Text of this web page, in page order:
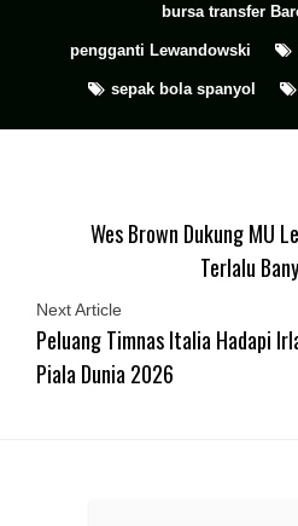
bursa transfer
pengganti Lewandowski
sepak bola spanyol
Wes Brown Dukung MU
Terlalu
Next Article
Peluang Timnas Italia Hadapi
Piala Dunia 2026